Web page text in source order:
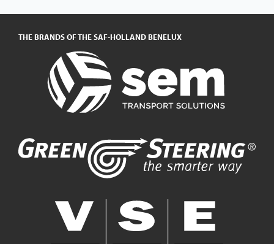
THE BRANDS OF THE SAF-HOLLAND BENELUX